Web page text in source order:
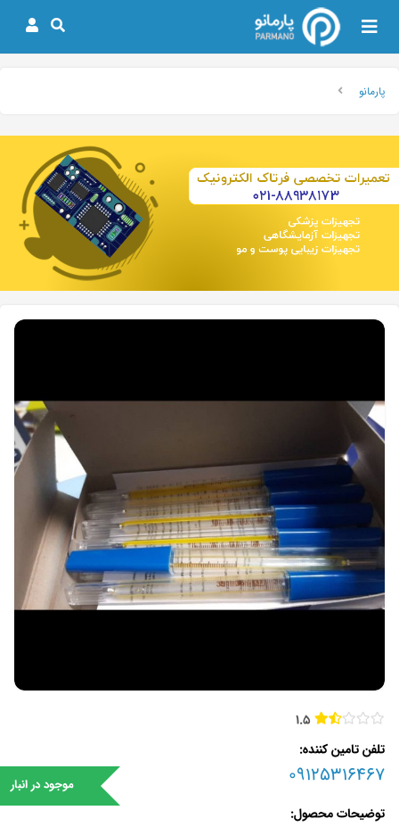
پارمانو
1.5
موجود در انبار
تلفن تامین کننده
09125316467
توضیحات محصول